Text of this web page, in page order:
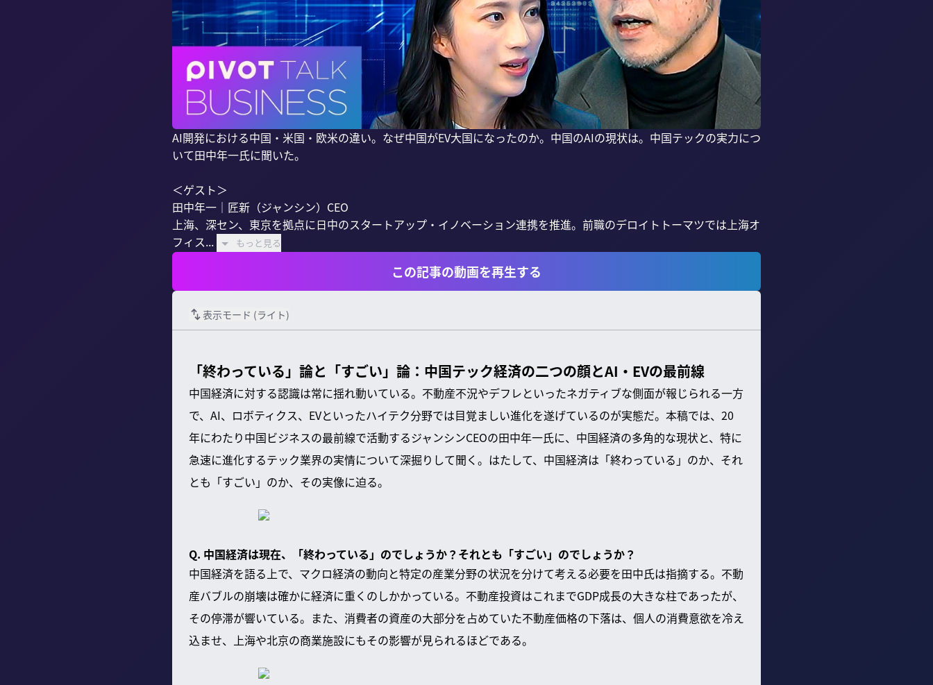
AI開発における中国・米国・欧米の違い。なぜ中国がEV大国になったのか。中国のAIの現状は。中国テックの実力につ
いて田中年一氏に聞いた。
＜ゲスト＞
田中年一｜匠新（ジャンシン）CEO
上海、深セン、東京を拠点に日中のスタートアップ・イノベーション連携を推進。前職のデロイトトーマツでは上海オ
フィス...
もっと見る
この記事の動画を再生する
表示モード (ライト)
「終わっている」論と「すごい」論：中国テック経済の二つの顔とAI・EVの最前線
中国経済に対する認識は常に揺れ動いている。不動産不況やデフレといったネガティブな側面が報じられる一方
で、AI、ロボティクス、EVといったハイテク分野では目覚ましい進化を遂げているのが実態だ。本稿では、20
年にわたり中国ビジネスの最前線で活動するジャンシンCEOの田中年一氏に、中国経済の多角的な現状と、特に
急速に進化するテック業界の実情について深掘りして聞く。はたして、中国経済は「終わっている」のか、それ
とも「すごい」のか、その実像に迫る。
Q. 中国経済は現在、「終わっている」のでしょうか？それとも「すごい」のでしょうか？
中国経済を語る上で、マクロ経済の動向と特定の産業分野の状況を分けて考える必要を田中氏は指摘する。不動
産バブルの崩壊は確かに経済に重くのしかかっている。不動産投資はこれまでGDP成長の大きな柱であったが、
その停滞が響いている。また、消費者の資産の大部分を占めていた不動産価格の下落は、個人の消費意欲を冷え
込ませ、上海や北京の商業施設にもその影響が見られるほどである。